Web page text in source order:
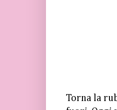
Torna la